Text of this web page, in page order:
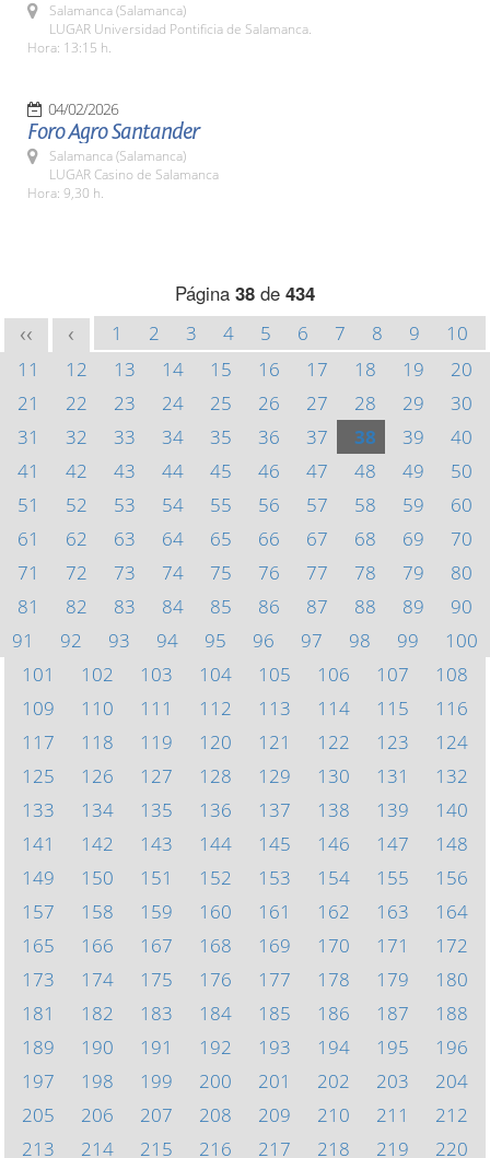
Salamanca (Salamanca)
LUGAR Universidad Pontificia de Salamanca.
Hora: 13:15 h.
04/02/2026
Foro Agro Santander
Salamanca (Salamanca)
LUGAR Casino de Salamanca
Hora: 9,30 h.
Página 38 de 434
<< < 1 2 3 4 5 6 7 8 9
10
11
12 13 14 15 16 17 18 19
20
21
22 23 24 25 26 27 28 29
30
31
32 33 34 35 36 37 38 39
40
41
42 43 44 45 46 47 48 49
50
51
52 53 54 55 56 57 58 59
60
61
62 63 64 65 66 67 68 69
70
71
72 73 74 75 76 77 78 79
80
81
82 83 84 85 86 87 88 89
90
91
92 93 94 95 96 97 98 99
100
101
102 103 104 105 106 107
108
109
110 111 112 113 114 115
116
117
118 119 120 121 122 123
124
125
126 127 128 129 130 131
132
133
134 135 136 137 138 139
140
141
142 143 144 145 146 147
148
149
150 151 152 153 154 155
156
157
158 159 160 161 162 163
164
165
166 167 168 169 170 171
172
173
174 175 176 177 178 179
180
181
182 183 184 185 186 187
188
189
190 191 192 193 194 195
196
197
198 199 200 201 202 203
204
205
206 207 208 209 210 211
212
213
214 215 216 217 218 219 220